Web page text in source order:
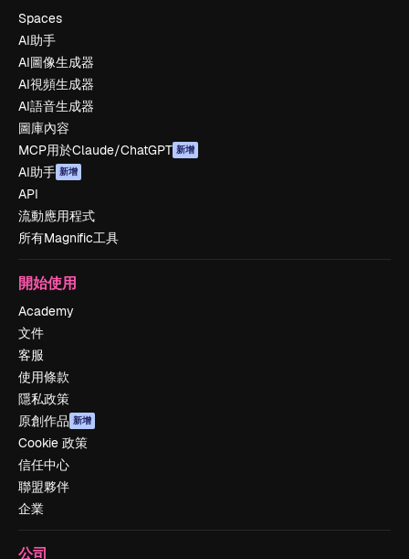
Spaces
AI助手
AI圖像生成器
AI視頻生成器
AI語音生成器
圖庫內容
MCP用於Claude/ChatGPT 新增
AI助手 新增
API
流動應用程式
所有Magnific工具
開始使用
Academy
文件
客服
使用條款
隱私政策
原創作品 新增
Cookie 政策
信任中心
聯盟夥伴
企業
公司